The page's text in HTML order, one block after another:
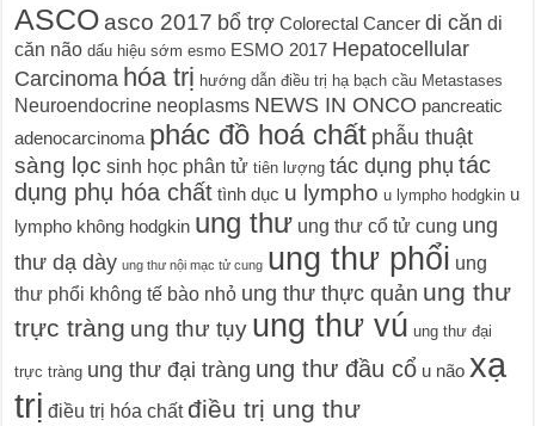
ASCO asco 2017 bổ trợ Colorectal Cancer di căn di
căn não dấu hiệu sớm esmo ESMO 2017 Hepatocellular
Carcinoma hóa trị hướng dẫn điều trị hạ bạch cầu Metastases
Neuroendocrine neoplasms NEWS IN ONCO pancreatic
adenocarcinoma phác đồ hoá chất phẫu thuật
sàng lọc sinh học phân tử tiên lượng tác dụng phụ tác
dụng phụ hóa chất tình dục u lympho u lympho hodgkin u
lympho không hodgkin ung thư ung thư cổ tử cung ung
thư dạ dày ung thư nội mạc tử cung ung thư phổi ung
thư phổi không tế bào nhỏ ung thư thực quản ung thư
trực tràng ung thư tụy ung thư vú ung thư đại
trực tràng ung thư đại tràng ung thư đầu cổ u não xạ
trị điều trị hóa chất điều trị ung thư